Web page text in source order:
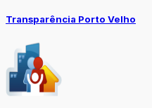
Transparência Porto Velho